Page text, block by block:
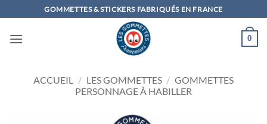
au
contenu
GOMMETTES & STICKERS FABRIQUÉS EN FRANCE
0
ACCUEIL / LES GOMMETTES / GOMMETTES
PERSONNAGE À HABILLER